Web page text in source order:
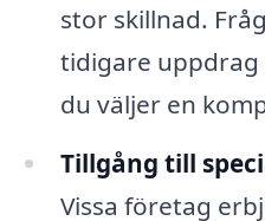
stor skillnad.
tidigare
du väljer en
Tillgång till
Vissa företag